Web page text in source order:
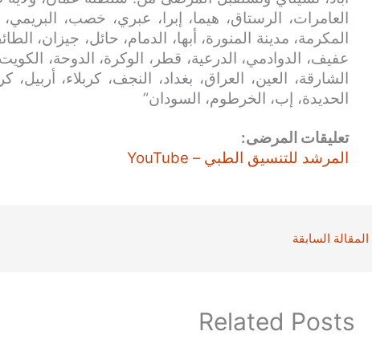
العامرات، الرستاق، هيما، إبرا، عبري، خصب،
المكرمة، مدينة المنورة، أبها، الدمام، حائل، جيزان،
عفيف، الدوادمي، الدرعية، قطر، الوكرة، الدوحة،
الشارقة، العين، العراق، بغداد، النجف، كربلاء،
الحديدة، إب، الخرطوم، السودان”
تعليقات المرضى:
المرشد للتنسيق الطبي – YouTube
المقالة السابقة
Related Posts